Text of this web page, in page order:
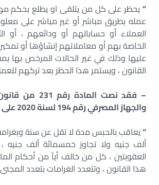
“يحظر على كل من يتلقی او يطلع بحكم
عمله بطريق مباشر أو غير مباشر على
العملاء أو حساباتهم أو ودائعهم ، أو
الخاصة بهم أو معاملاتهم إنشاؤها أو
عليها وذلك في غير الحالات المرخص بها
القانون ، ويستمر هذا الحظر بعد تركهم
– فقد نصت
والجهاز المصرفي رقم 194 لسنة 2020 على أن : –
“يعاقب بالحبس مدة لا تقل عن سنة
ألف جنيه ولا تجاوز خمسمائة ألف جنيه
هذا القانون ، وتتعدد الغرامات بتعدد